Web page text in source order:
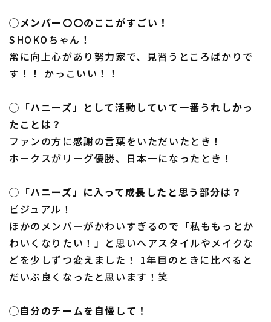
◯メンバー〇〇のここがすごい！
SHOKOちゃん！
常に向上心があり努力家で、見習うところばかりで
す！！ かっこいい！！
◯「ハニーズ」として活動していて一番うれしかっ
たことは？
ファンの方に感謝の言葉をいただいたとき！
ホークスがリーグ優勝、日本一になったとき！
◯「ハニーズ」に入って成長したと思う部分は？
ビジュアル！
ほかのメンバーがかわいすぎるので「私ももっとか
わいくなりたい！」と思いヘアスタイルやメイクな
どを少しずつ変えました！ 1年目のときに比べると
だいぶ良くなったと思います！笑
◯自分のチームを自慢して！